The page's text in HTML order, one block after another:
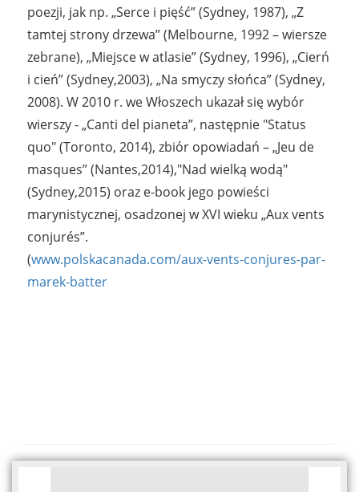
poezji, jak np. „Serce i pięść” (Sydney, 1987), „Z
tamtej strony drzewa” (Melbourne, 1992 – wiersze
zebrane), „Miejsce w atlasie” (Sydney, 1996), „Cierń
i cień” (Sydney,2003), „Na smyczy słońca” (Sydney,
2008). W 2010 r. we Włoszech ukazał się wybór
wierszy - „Canti del pianeta”, następnie "Status
quo" (Toronto, 2014), zbiór opowiadań – „Jeu de
masques” (Nantes,2014),"Nad wielką wodą"
(Sydney,2015) oraz e-book jego powieści
marynistycznej, osadzonej w XVI wieku „Aux vents
conjurés”.
(www.polskacanada.com/aux-vents-conjures-par-
marek-batter